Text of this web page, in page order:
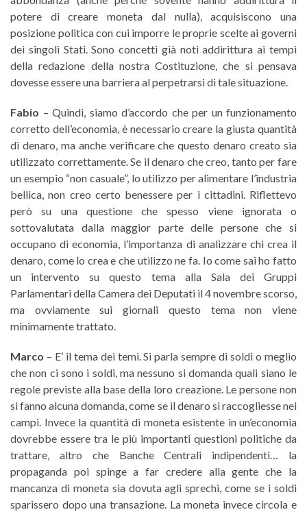
potere di creare moneta dal nulla), acquisiscono una
posizione politica con cui imporre le proprie scelte ai governi
dei singoli Stati. Sono concetti già noti addirittura ai tempi
della redazione della nostra Costituzione, che si pensava
dovesse essere una barriera al perpetrarsi di tale situazione.
Fabio – Quindi, siamo d’accordo che per un funzionamento
corretto dell’economia, è necessario creare la giusta quantità
di denaro, ma anche verificare che questo denaro creato sia
utilizzato correttamente. Se il denaro che creo, tanto per fare
un esempio “non casuale”, lo utilizzo per alimentare l’industria
bellica, non creo certo benessere per i cittadini. Riflettevo
però su una questione che spesso viene ignorata o
sottovalutata dalla maggior parte delle persone che si
occupano di economia, l’importanza di analizzare chi crea il
denaro, come lo crea e che utilizzo ne fa. Io come sai ho fatto
un intervento su questo tema alla Sala dei Gruppi
Parlamentari della Camera dei Deputati il 4 novembre scorso,
ma ovviamente sui giornali questo tema non viene
minimamente trattato.
Marco – E’ il tema dei temi. Si parla sempre di soldi o meglio
che non ci sono i soldi, ma nessuno si domanda quali siano le
regole previste alla base della loro creazione. Le persone non
si fanno alcuna domanda, come se il denaro si raccogliesse nei
campi. Invece la quantità di moneta esistente in un’economia
dovrebbe essere tra le più importanti questioni politiche da
trattare, altro che Banche Centrali indipendenti… la
propaganda poi spinge a far credere alla gente che la
mancanza di moneta sia dovuta agli sprechi, come se i soldi
sparissero dopo una transazione. La moneta invece circola e